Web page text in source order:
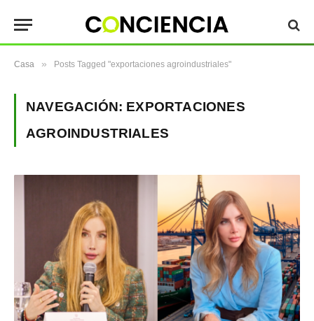
Casa » Posts Tagged "exportaciones agroindustriales"
NAVEGACIÓN: EXPORTACIONES
AGROINDUSTRIALES